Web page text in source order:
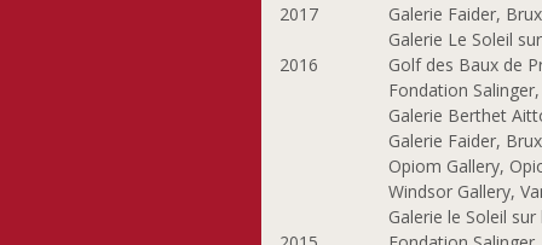
2017
Galerie Faider,
Galerie Le Soleil
2016
Golf des Baux de
Fondation
Galerie Berthet
Galerie Faider,
Opiom Gallery,
Windsor Gallery,
Galerie le Soleil